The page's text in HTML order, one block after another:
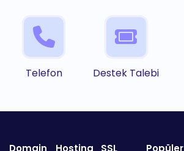
Telefon Destek Talebi
Domain Hosting SSL Popüler